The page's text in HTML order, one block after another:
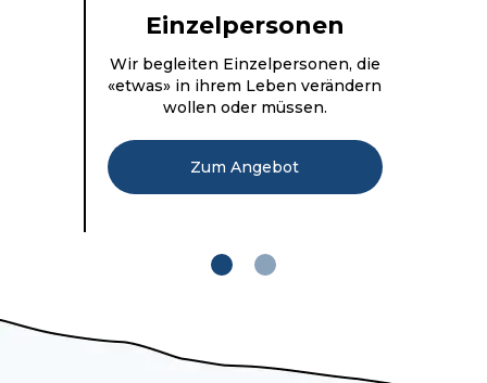
Einzelpersonen
Wir begleiten Einzelpersonen, die
«etwas» in ihrem Leben verändern
wollen oder müssen.
Zum Angebot